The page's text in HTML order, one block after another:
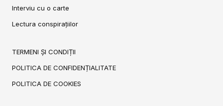
Interviu cu o carte
Lectura conspirațiilor
TERMENI ȘI CONDIȚII
POLITICA DE CONFIDENȚIALITATE
POLITICA DE COOKIES